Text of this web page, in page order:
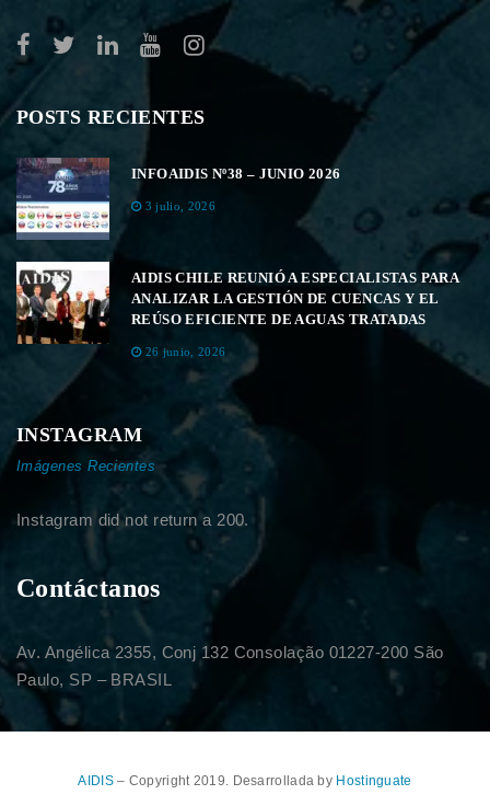
POSTS RECIENTES
INFOAIDIS Nº38 – JUNIO 2026
3 julio, 2026
AIDIS CHILE REUNIÓ A ESPECIALISTAS PARA
ANALIZAR LA GESTIÓN DE CUENCAS Y EL
REÚSO EFICIENTE DE AGUAS TRATADAS
26 junio, 2026
INSTAGRAM
Imágenes Recientes
Instagram did not return a 200.
Contáctanos
Av. Angélica 2355, Conj 132 Consolação 01227-200 São
Paulo, SP – BRASIL
AIDIS– Copyright 2019. Desarrollada by Hostinguate